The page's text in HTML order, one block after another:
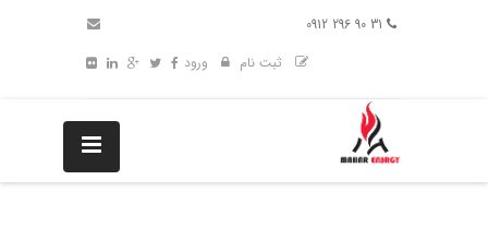
ثبت نام
ورود